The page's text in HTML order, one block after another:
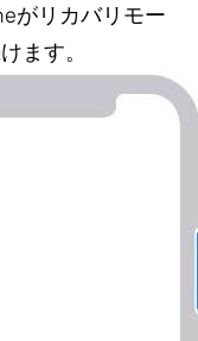
がリカバリモー
ます。